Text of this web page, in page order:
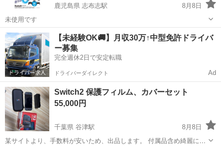
鹿児島県 志布志駅
8月8日
未使用です
鹿児島 鹿屋市 志布志駅 その他
【未経験OK🚚】月収30万↑中型免許ドライバ
ー募集
完全週休2日で安定転職
ドライバーダイレクト Ad
Switch2 保護フィルム、カバーセット
55,000円
千葉県 谷津駅
8月8日
某サイトより、手数料が安いため、出品します。 付属品含め綺麗に残